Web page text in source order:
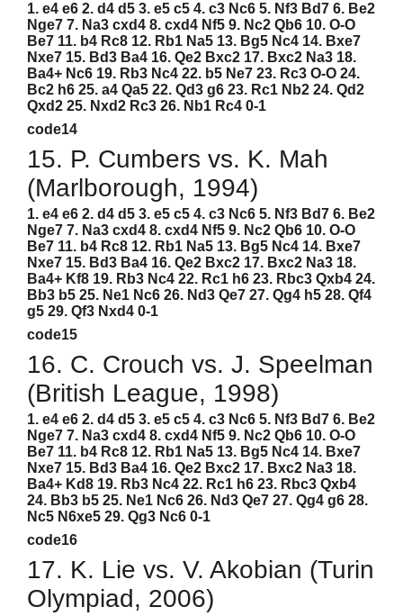
1. e4 e6 2. d4 d5 3. e5 c5 4. c3 Nc6 5. Nf3 Bd7 6. Be2
Nge7 7. Na3 cxd4 8. cxd4 Nf5 9. Nc2 Qb6 10. O-O
Be7 11. b4 Rc8 12. Rb1 Na5 13. Bg5 Nc4 14. Bxe7
Nxe7 15. Bd3 Ba4 16. Qe2 Bxc2 17. Bxc2 Na3 18.
Ba4+ Nc6 19. Rb3 Nc4 22. b5 Ne7 23. Rc3 O-O 24.
Bc2 h6 25. a4 Qa5 22. Qd3 g6 23. Rc1 Nb2 24. Qd2
Qxd2 25. Nxd2 Rc3 26. Nb1 Rc4 0-1
code14
15. P. Cumbers vs. K. Mah
(Marlborough, 1994)
1. e4 e6 2. d4 d5 3. e5 c5 4. c3 Nc6 5. Nf3 Bd7 6. Be2
Nge7 7. Na3 cxd4 8. cxd4 Nf5 9. Nc2 Qb6 10. O-O
Be7 11. b4 Rc8 12. Rb1 Na5 13. Bg5 Nc4 14. Bxe7
Nxe7 15. Bd3 Ba4 16. Qe2 Bxc2 17. Bxc2 Na3 18.
Ba4+ Kf8 19. Rb3 Nc4 22. Rc1 h6 23. Rbc3 Qxb4 24.
Bb3 b5 25. Ne1 Nc6 26. Nd3 Qe7 27. Qg4 h5 28. Qf4
g5 29. Qf3 Nxd4 0-1
code15
16. C. Crouch vs. J. Speelman
(British League, 1998)
1. e4 e6 2. d4 d5 3. e5 c5 4. c3 Nc6 5. Nf3 Bd7 6. Be2
Nge7 7. Na3 cxd4 8. cxd4 Nf5 9. Nc2 Qb6 10. O-O
Be7 11. b4 Rc8 12. Rb1 Na5 13. Bg5 Nc4 14. Bxe7
Nxe7 15. Bd3 Ba4 16. Qe2 Bxc2 17. Bxc2 Na3 18.
Ba4+ Kd8 19. Rb3 Nc4 22. Rc1 h6 23. Rbc3 Qxb4
24. Bb3 b5 25. Ne1 Nc6 26. Nd3 Qe7 27. Qg4 g6 28.
Nc5 N6xe5 29. Qg3 Nc6 0-1
code16
17. K. Lie vs. V. Akobian (Turin
Olympiad, 2006)